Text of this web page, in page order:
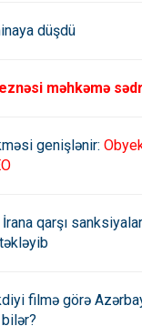
düşdü
məhkəmə
genişlənir:
qarşı
filmə görə